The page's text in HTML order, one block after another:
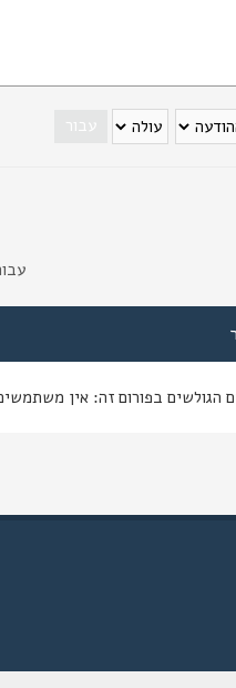
הגולשים בפורום זה: אין